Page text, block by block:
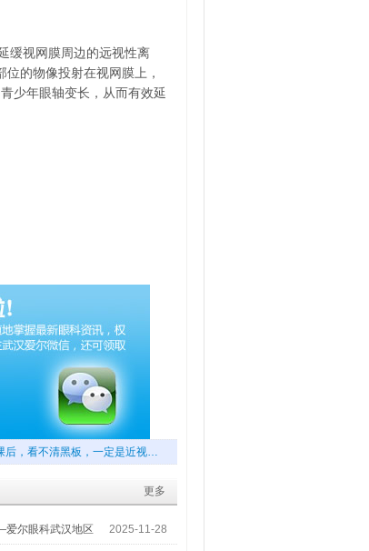
缓视网膜周边的远视性离
的物像投射在视网膜上，
少年眼轴变长，从而有效延
后，看不清黑板，一定是近视…
更多
尔眼科武汉地区 2025-11-28